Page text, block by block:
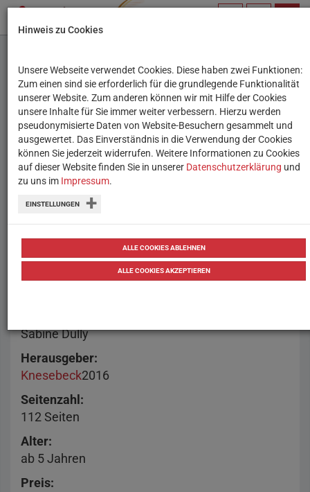
Der kleine Warumwolf
Ein witziges Vorlesebuch, das von den
fantasiereichen Gesprächen zwischen
Finn und dem immerzu knifflige Fragen
stellenden Warumwolf erzählt.
Verrückte Vorlesegeschichten
Sabine Dully
Herausgeber
Knesebeck2016
Seitenzahl
112 Seiten
Alter
ab 5 Jahren
Preis
Hinweis zu Cookies
Unsere Webseite verwendet Cookies. Diese haben zwei Funktionen:
Zum einen sind sie erforderlich für die grundlegende Funktionalität
unserer Website. Zum anderen können wir mit Hilfe der Cookies
unsere Inhalte für Sie immer weiter verbessern. Hierzu werden
pseudonymisierte Daten von Website-Besuchern gesammelt und
ausgewertet. Das Einverständnis in die Verwendung der Cookies
können Sie jederzeit widerrufen. Weitere Informationen zu Cookies
auf dieser Website finden Sie in unserer Datenschutzerklärung und
zu uns im Impressum.
EINSTELLUNGEN
ALLE COOKIES ABLEHNEN
ALLE COOKIES AKZEPTIEREN